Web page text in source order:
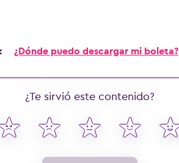
¿Dónde puedo descargar mi boleta?
¿Te sirvió este contenido?